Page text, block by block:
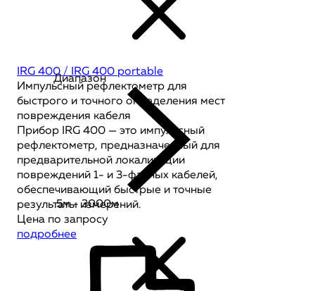
IRG 400 / IRG 400 portable
Импульсный рефлектометр для
быстрого и точного определения мест
повреждения кабеля
Прибор IRG 400 — это импульсный
рефлектометр, предназначенный для
предварительной локализации
повреждений 1- и 3-фазных кабелей,
обеспечивающий быстрые и точные
результаты измерений.
Цена по запросу
подробнее
Диапазон
5м - 3000м